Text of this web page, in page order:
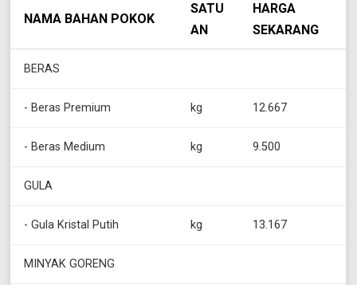
NAMA BAHAN POKOK
SATU
AN
HARGA
SEKARANG
BERAS
- Beras Premium kg 12.667
- Beras Medium kg 9.500
GULA
- Gula Kristal Putih kg 13.167
MINYAK GORENG